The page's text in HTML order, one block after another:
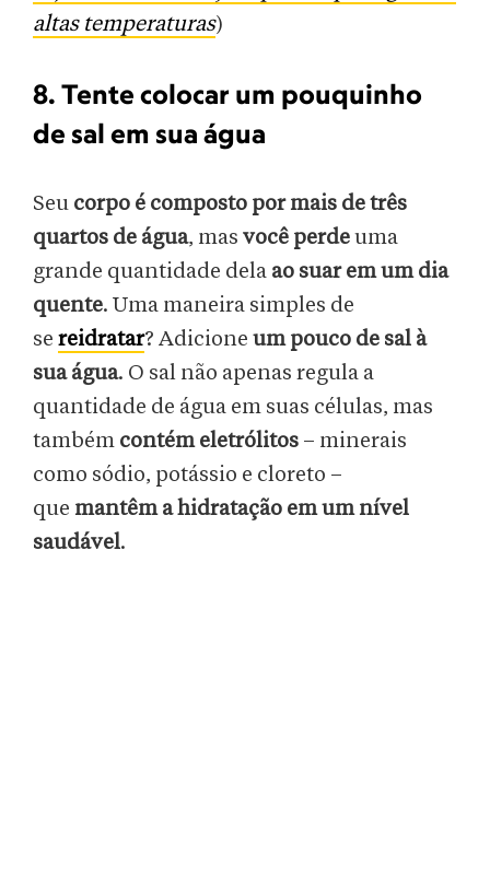
altas temperaturas)
8. Tente colocar um pouquinho
de sal em sua água
Seu corpo é composto por mais de três
quartos de água, mas você perdeuma
grande quantidade dela ao suar em um dia
quente. Uma maneira simples de
se reidratar? Adicione um pouco de sal à
sua água. O sal não apenas regula a
quantidade de água em suas células, mas
também contém eletrólitos – minerais
como sódio, potássio e cloreto –
que mantêm a hidratação em um nível
saudável.